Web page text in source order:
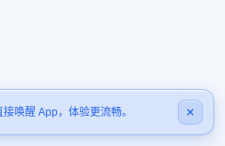
唤醒 App，体验更流畅。